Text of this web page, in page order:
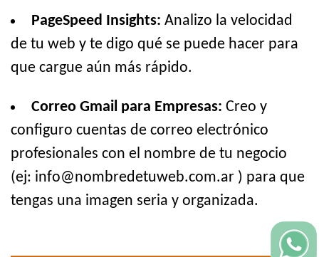
PageSpeed Insights: Analizo la velocidad
de tu web y te digo qué se puede hacer para
que cargue aún más rápido.
Correo Gmail para Empresas: Creo y
configuro cuentas de correo electrónico
profesionales con el nombre de tu negocio
(ej: info@nombredetuweb.com.ar ) para que
tengas una imagen seria y organizada.